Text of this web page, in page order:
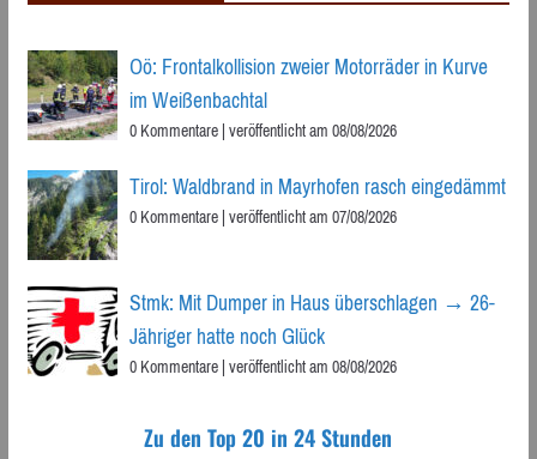
Oö: Frontalkollision zweier Motorräder in Kurve
im Weißenbachtal
0 Kommentare|veröffentlicht am 08/08/2026
Tirol: Waldbrand in Mayrhofen rasch eingedämmt
0 Kommentare|veröffentlicht am 07/08/2026
Stmk: Mit Dumper in Haus überschlagen → 26-
Jähriger hatte noch Glück
0 Kommentare|veröffentlicht am 08/08/2026
Zu den Top 20 in 24 Stunden